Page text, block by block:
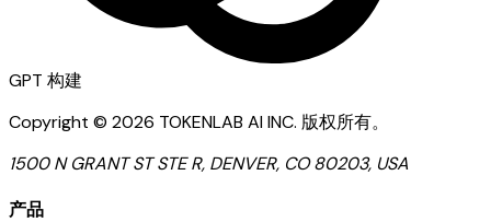
GPT 构建
Copyright © 2026 TOKENLAB AI INC. 版权所有。
1500 N GRANT ST STE R, DENVER, CO 80203, USA
产品